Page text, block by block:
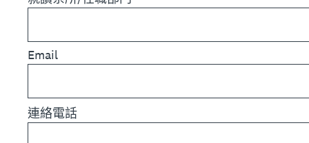
Email
連絡電話